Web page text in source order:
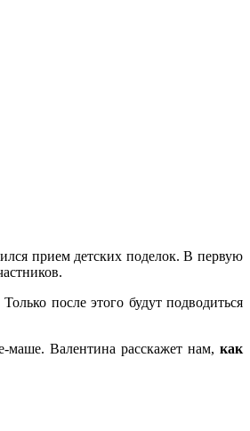
прием детских поделок. В первую
Только после этого будут подводиться
маше. Валентина расскажет нам, как